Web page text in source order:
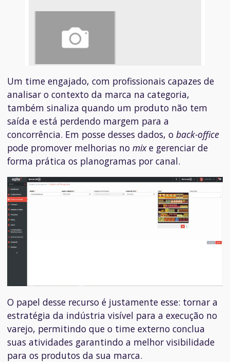
Um time engajado, com profissionais capazes de
analisar o contexto da marca na categoria,
também sinaliza quando um produto não tem
saída e está perdendo margem para a
concorrência. Em posse desses dados, o back-office
pode promover melhorias no mixe gerenciar de
forma prática os planogramas por canal.
O papel desse recurso é justamente esse: tornar a
estratégia da indústria visível para a execução no
varejo, permitindo que o time externo conclua
suas atividades garantindo a melhor visibilidade
para os produtos da sua marca.